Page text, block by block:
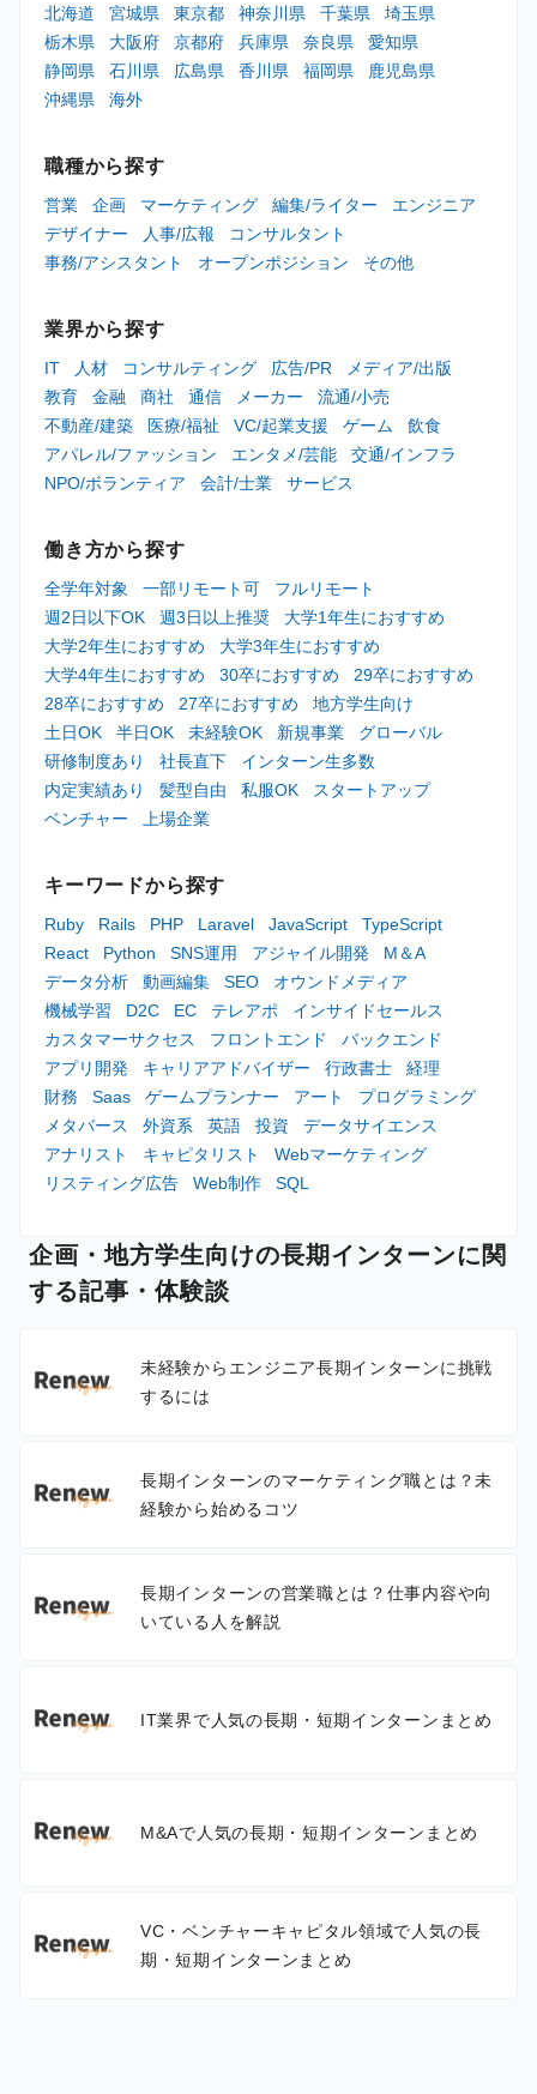
北海道 宮城県 東京都 神奈川県 千葉県
埼玉県
栃木県
大阪府 京都府 兵庫県 奈良県
愛知県
静岡県
石川県 広島県 香川県 福岡県
鹿児島県
沖縄県
海外
職種から探す
営業 企画 マーケティング 編集/ライター
エンジニア
デザイナー
人事/広報
コンサルタント
事務/アシスタント
オープンポジション その他
業界から探す
IT 人材 コンサルティング 広告/PR
メディア/出版
教育
金融 商社 通信 メーカー
流通/小売
不動産/建築
医療/福祉 VC/起業支援 ゲーム
飲食
アパレル/ファッション
エンタメ/芸能
交通/インフラ
NPO/ボランティア
会計/士業 サービス
働き方から探す
全学年対象 一部リモート可
フルリモート
週2日以下OK
週3日以上推奨
大学1年生におすすめ
大学2年生におすすめ
大学3年生におすすめ
大学4年生におすすめ
30卒におすすめ
29卒におすすめ
28卒におすすめ
27卒におすすめ
地方学生向け
土日OK
半日OK 未経験OK 新規事業
グローバル
研修制度あり
社長直下
インターン生多数
内定実績あり
髪型自由 私服OK
スタートアップ
ベンチャー
上場企業
キーワードから探す
Ruby Rails PHP Laravel JavaScript
TypeScript
React
Python SNS運用 アジャイル開発
M＆A
データ分析
動画編集 SEO
オウンドメディア
機械学習
D2C EC テレアポ
インサイドセールス
カスタマーサクセス
フロントエンド
バックエンド
アプリ開発
キャリアアドバイザー 行政書士
経理
財務
Saas ゲームプランナー アート
プログラミング
メタバース
外資系 英語 投資
データサイエンス
アナリスト
キャピタリスト
Webマーケティング
リスティング広告
Web制作 SQL
企画・地方学生向けの長期インターンに関
する記事・体験談
未経験からエンジニア長期インターンに挑戦
するには
長期インターンのマーケティング職とは？未
経験から始めるコツ
長期インターンの営業職とは？仕事内容や向
いている人を解説
IT業界で人気の長期・短期インターンまとめ
M&Aで人気の長期・短期インターンまとめ
VC・ベンチャーキャピタル領域で人気の長
期・短期インターンまとめ